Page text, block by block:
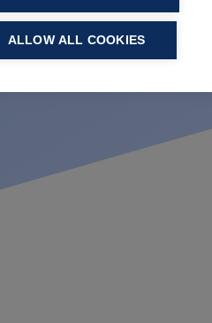
ALLOW ALL COOKIES